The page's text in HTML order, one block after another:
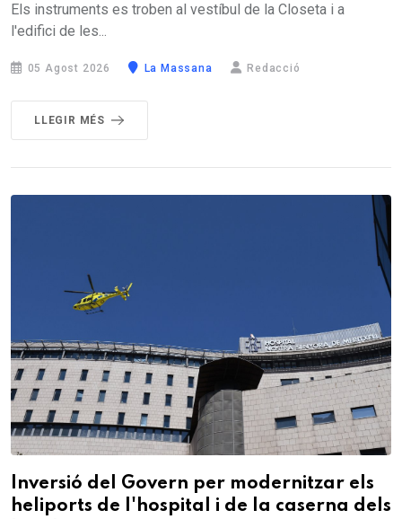
Els instruments es troben al vestíbul de la Closeta i a
l'edifici de les...
05 Agost 2026 La Massana Redacció
LLEGIR MÉS
Inversió del Govern per modernitzar els
heliports de l'hospital i de la caserna dels